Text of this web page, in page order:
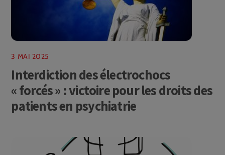
3 MAI 2025
Interdiction des électrochocs
« forcés » : victoire pour les droits des
patients en psychiatrie